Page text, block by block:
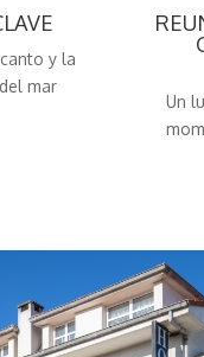
y la
mar
Un